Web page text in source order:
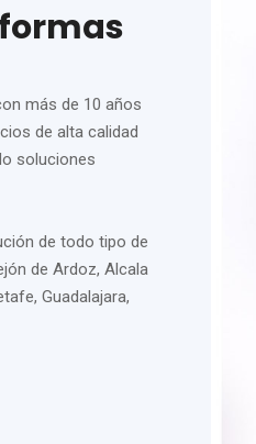
más de 10 años
de alta calidad
soluciones
de todo tipo de
de Ardoz, Alcala
Guadalajara,